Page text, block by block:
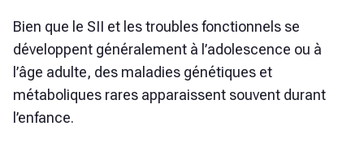
Bien que le SII et les troubles fonctionnels se
développent généralement à l’adolescence ou à
l’âge adulte, des maladies génétiques et
métaboliques rares apparaissent souvent durant
l’enfance.